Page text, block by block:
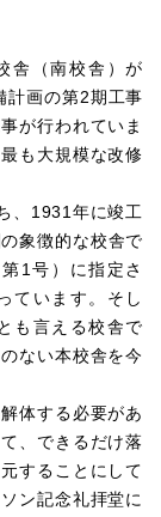
舎（南校舎）が
計画の第2期工事
が行われていま
も大規模な改修
、1931年に竣工
象徴的な校舎で
1号）に指定さ
ています。そし
も言える校舎で
ない本校舎を今
体する必要があ
、できるだけ落
することにして
ン記念礼拝堂に